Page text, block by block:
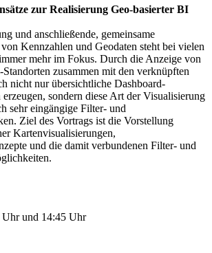
zur Realisierung Geo-basierter BI
und anschließende, gemeinsame
Kennzahlen und Geodaten steht bei vielen
mehr im Fokus. Durch die Anzeige von
Standorten zusammen mit den verknüpften
nicht nur übersichtliche Dashboard-
erzeugen, sondern diese Art der Visualisierung
sehr eingängige Filter- und
Ziel des Vortrags ist die Vorstellung
Kartenvisualisierungen,
und die damit verbundenen Filter- und
und 14:45 Uhr